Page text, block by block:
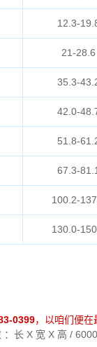
12.3-
21-28.6
35.3-
42.0-
51.8-
67.3-81.1
100.2-
130.0-
0399，以咱们便在
长 X 宽 X 高 /